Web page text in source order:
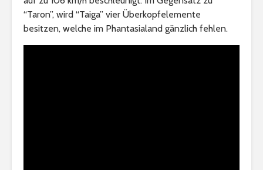
“Taron”, wird “Taiga” vier Überkopfelemente
besitzen, welche im Phantasialand gänzlich fehlen.